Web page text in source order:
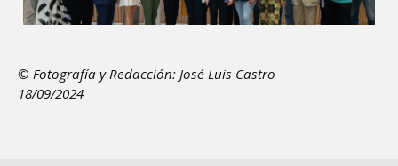
© Fotografía y Redacción: José Luis Castro
18/09/2024